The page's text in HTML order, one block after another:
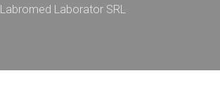
Labromed Laborator SRL